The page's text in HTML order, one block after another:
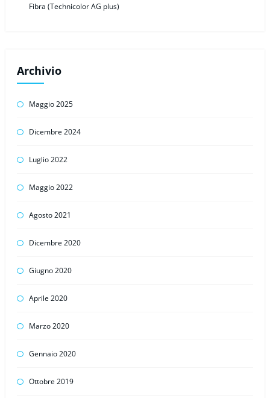
Fibra (Technicolor AG plus)
Archivio
Maggio 2025
Dicembre 2024
Luglio 2022
Maggio 2022
Agosto 2021
Dicembre 2020
Giugno 2020
Aprile 2020
Marzo 2020
Gennaio 2020
Ottobre 2019